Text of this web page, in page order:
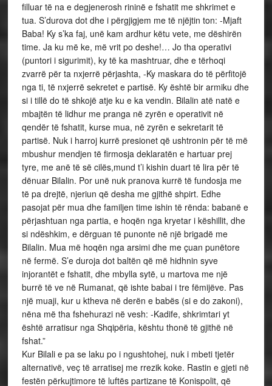
filluar të na e degjenerosh rininë e fshatit me shkrimet e
tua. S’durova dot dhe i përgjigjem me të njëjtin ton: -Mjaft
Baba! Ky s’ka faj, unë kam ardhur këtu vete, me dëshirën
time. Ja ku më ke, më vrit po deshe!… Jo tha operativi
(puntori i sigurimit), ky të ka mashtruar, dhe e tërhoqi
zvarrë për ta nxjerrë përjashta, -Ky maskara do të përfitojë
nga ti, të nxjerrë sekretet e partisë. Ky është bir armiku dhe
si i tillë do të shkojë atje ku e ka vendin. Bilalin atë natë e
mbajtën të lidhur me pranga në zyrën e operativit në
qendër të fshatit, kurse mua, në zyrën e sekretarit të
partisë. Nuk i harroj kurrë presionet që ushtronin për të më
mbushur mendjen të firmosja deklaratën e hartuar prej
tyre, me anë të së cilës,mund t’i kishin duart të lira për të
dënuar Bilalin. Por unë nuk pranova kurrë të fundosja me
të pa drejtë, njeriun që desha me gjithë shpirt. Edhe
pasojat për mua dhe familjen time ishin të rënda: babanë e
përjashtuan nga partia, e hoqën nga kryetar i këshillit, dhe
si ndëshkim, e dërguan të punonte në një brigadë me
Bilalin. Mua më hoqën nga arsimi dhe me çuan punëtore
në fermë. S’e duroja dot baltën që më hidhnin syve
injorantët e fshatit, dhe mbylla sytë, u martova me një
burrë të ve në Rumanat, që ishte babai i tre fëmijëve. Pas
një muaji, kur u ktheva në derën e babës (si e do zakoni),
nëna më tha fshehurazi në vesh: -Kadife, shkrimtari yt
është arratisur nga Shqipëria, kështu thonë të gjithë në
fshat.”
Kur Bilali e pa se laku po i ngushtohej, nuk i mbeti tjetër
alternativë, veç të arratisej me rrezik koke. Rastin e gjeti në
festën përkujtimore të luftës partizane të Konispolit, që